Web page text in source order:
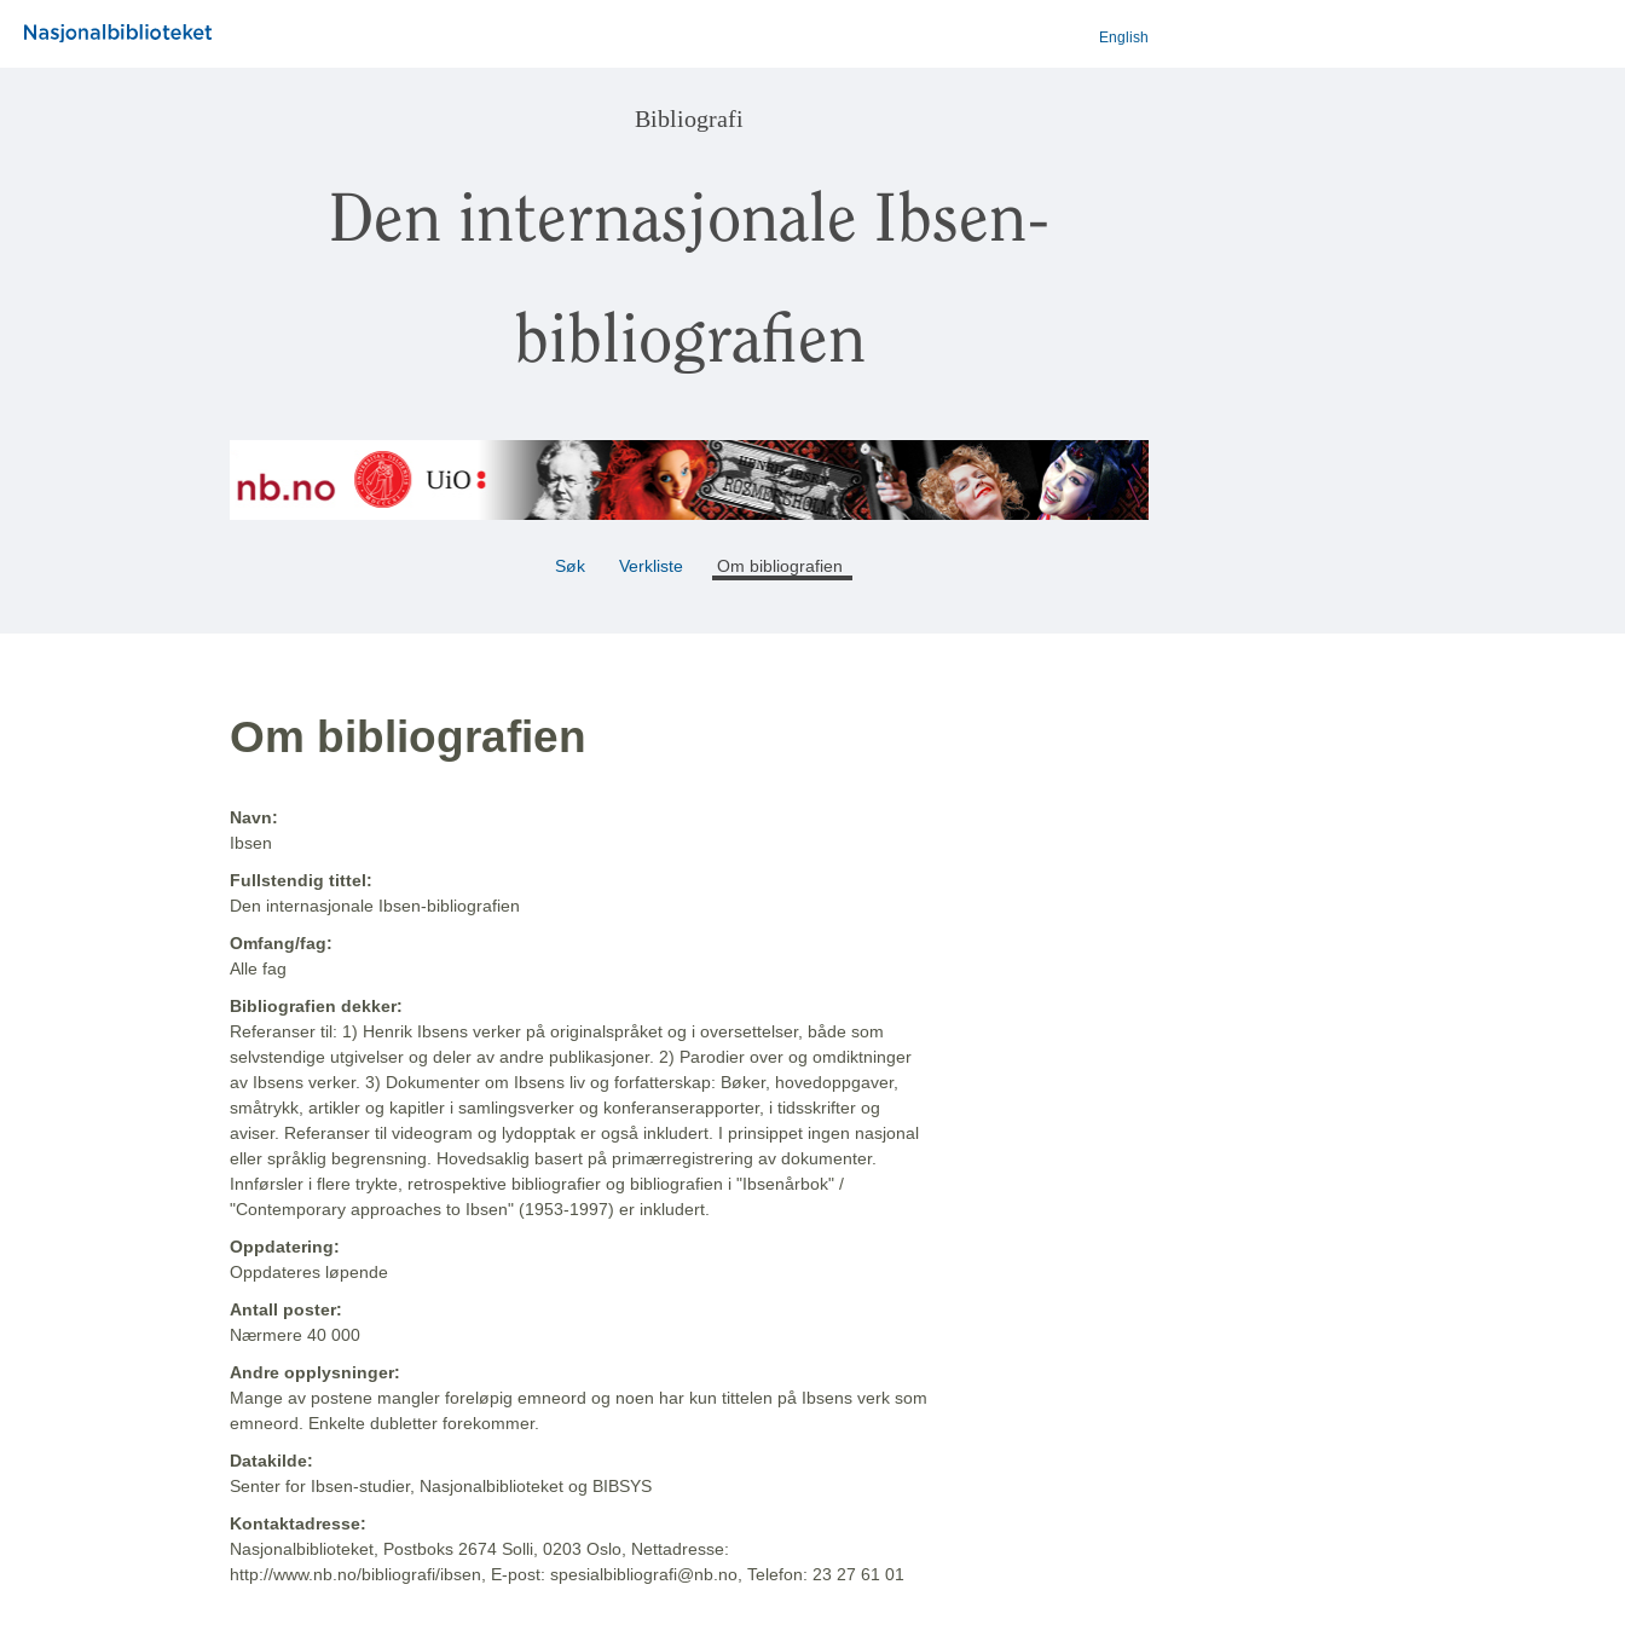
English
Bibliografi
Den internasjonale Ibsen-
bibliografien
Søk Verkliste Om bibliografien
Om bibliografien
Navn:
Ibsen
Fullstendig tittel:
Den internasjonale Ibsen-bibliografien
Omfang/fag:
Alle fag
Bibliografien dekker:
Referanser til: 1) Henrik Ibsens verker på originalspråket og i oversettelser, både som
selvstendige utgivelser og deler av andre publikasjoner. 2) Parodier over og omdiktninger
av Ibsens verker. 3) Dokumenter om Ibsens liv og forfatterskap: Bøker, hovedoppgaver,
småtrykk, artikler og kapitler i samlingsverker og konferanserapporter, i tidsskrifter og
aviser. Referanser til videogram og lydopptak er også inkludert. I prinsippet ingen nasjonal
eller språklig begrensning. Hovedsaklig basert på primærregistrering av dokumenter.
Innførsler i flere trykte, retrospektive bibliografier og bibliografien i "Ibsenårbok" /
"Contemporary approaches to Ibsen" (1953-1997) er inkludert.
Oppdatering:
Oppdateres løpende
Antall poster:
Nærmere 40 000
Andre opplysninger:
Mange av postene mangler foreløpig emneord og noen har kun tittelen på Ibsens verk som
emneord. Enkelte dubletter forekommer.
Datakilde:
Senter for Ibsen-studier, Nasjonalbiblioteket og BIBSYS
Kontaktadresse:
Nasjonalbiblioteket, Postboks 2674 Solli, 0203 Oslo, Nettadresse:
http://www.nb.no/bibliografi/ibsen, E-post: spesialbibliografi@nb.no, Telefon: 23 27 61 01